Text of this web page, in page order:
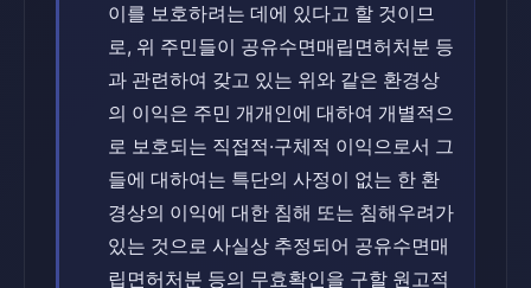
이를 보호하려는 데에 있다고 할 것이므
로, 위 주민들이 공유수면매립면허처분 등
과 관련하여 갖고 있는 위와 같은 환경상
의 이익은 주민 개개인에 대하여 개별적으
로 보호되는 직접적·구체적 이익으로서 그
들에 대하여는 특단의 사정이 없는 한 환
경상의 이익에 대한 침해 또는 침해우려가
있는 것으로 사실상 추정되어 공유수면매
립면허처분 등의 무효확인을 구할 원고적